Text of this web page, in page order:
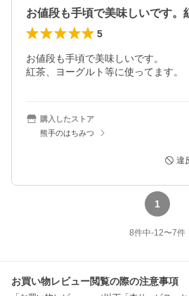
5
お値段も手頃で美味しいです。
紅茶、ヨーグルト等に使ってます。
購入したストア
熊手のはちみつ
違
1
8件中-12〜7件
お買い物レビュー閲覧の際の注意事項